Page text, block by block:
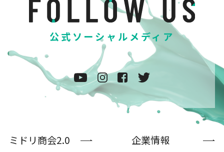
公式ソーシャルメディア
ミドリ商会2.0
企業情報